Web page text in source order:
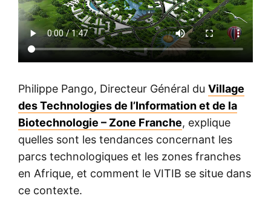
Philippe Pango, Directeur Général du Village
des Technologies de l’Information et de la
Biotechnologie – Zone Franche, explique
quelles sont les tendances concernant les
parcs technologiques et les zones franches
en Afrique, et comment le VITIB se situe dans
ce contexte.